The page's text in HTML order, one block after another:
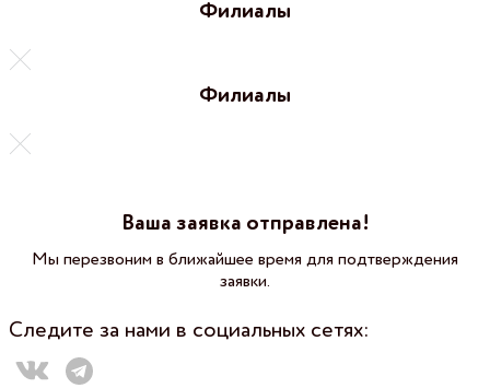
Филиалы
Филиалы
Ваша заявка отправлена!
Мы перезвоним в ближайшее время для подтверждения
заявки.
Следите за нами в социальных сетях: